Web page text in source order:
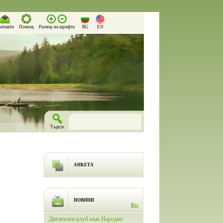
Помощ Размер на шрифта BG EN
АНКЕТА
НОВИНИ
Rss
Дигитален клуб към Народно